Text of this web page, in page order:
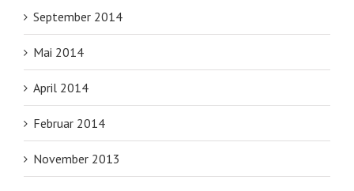
September 2014
Mai 2014
April 2014
Februar 2014
November 2013